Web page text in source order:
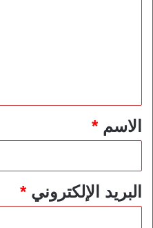
*الاسم*
البريد الإلكتروني*